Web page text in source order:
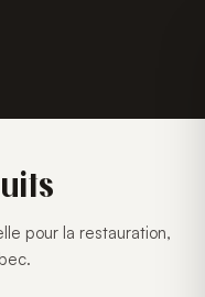
pour la restauration,